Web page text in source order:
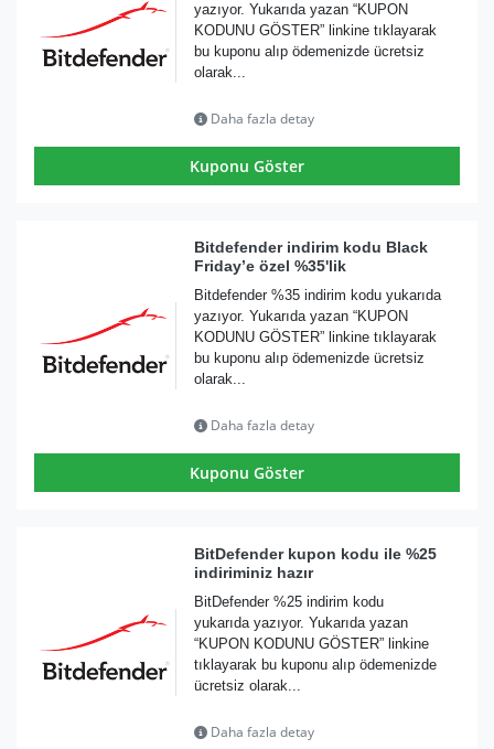
yazıyor. Yukarıda yazan “KUPON
KODUNU GÖSTER” linkine tıklayarak
bu kuponu alıp ödemenizde ücretsiz
olarak...
Daha fazla detay
Kuponu Göster
Bitdefender indirim kodu Black
Friday’e özel %35'lik
Bitdefender %35 indirim kodu yukarıda
yazıyor. Yukarıda yazan “KUPON
KODUNU GÖSTER” linkine tıklayarak
bu kuponu alıp ödemenizde ücretsiz
olarak...
Daha fazla detay
Kuponu Göster
BitDefender kupon kodu ile %25
indiriminiz hazır
BitDefender %25 indirim kodu
yukarıda yazıyor. Yukarıda yazan
“KUPON KODUNU GÖSTER” linkine
tıklayarak bu kuponu alıp ödemenizde
ücretsiz olarak...
Daha fazla detay